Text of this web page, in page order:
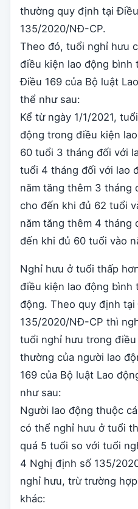
thường quy định tại
135/2020/NĐ-CP.
Theo đó, tuổi nghỉ hưu
điều kiện lao động bình
Điều 169 của Bộ luật
thể như sau:
Kể từ ngày 1/1/2021,
động trong điều kiện
60 tuổi 3 tháng đối với
tuổi 4 tháng đối với lao
năm tăng thêm 3 tháng
cho đến khi đủ 62 tuổi
năm tăng thêm 4 tháng
đến khi đủ 60 tuổi vào
Nghỉ hưu ở tuổi thấp
điều kiện lao động bình
động. Theo quy định
135/2020/NĐ-CP thì
tuổi nghỉ hưu trong
thường của người lao
169 của Bộ luật Lao
như sau:
Người lao động thuộc
có thể nghỉ hưu ở tuổi
quá 5 tuổi so với tuổi
4 Nghị định số 135/
nghỉ hưu, trừ trường
khác: